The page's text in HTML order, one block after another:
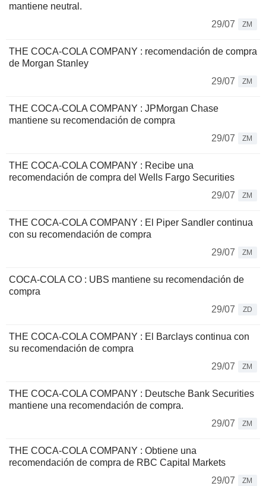
mantiene neutral.
29/07
ZM
THE COCA-COLA COMPANY : recomendación de compra
de Morgan Stanley
29/07
ZM
THE COCA-COLA COMPANY : JPMorgan Chase
mantiene su recomendación de compra
29/07
ZM
THE COCA-COLA COMPANY : Recibe una
recomendación de compra del Wells Fargo Securities
29/07
ZM
THE COCA-COLA COMPANY : El Piper Sandler continua
con su recomendación de compra
29/07
ZM
COCA-COLA CO : UBS mantiene su recomendación de
compra
29/07
ZD
THE COCA-COLA COMPANY : El Barclays continua con
su recomendación de compra
29/07
ZM
THE COCA-COLA COMPANY : Deutsche Bank Securities
mantiene una recomendación de compra.
29/07
ZM
THE COCA-COLA COMPANY : Obtiene una
recomendación de compra de RBC Capital Markets
29/07
ZM